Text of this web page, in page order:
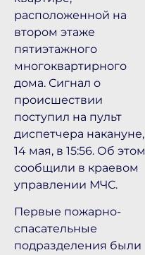
расположенной на
втором этаже
пятиэтажного
многоквартирного
дома. Сигнал о
происшествии
поступил на пульт
диспетчера накануне,
14 мая, в 15:56. Об этом
сообщили в краевом
управлении МЧС.
Первые пожарно-
спасательные
подразделения были